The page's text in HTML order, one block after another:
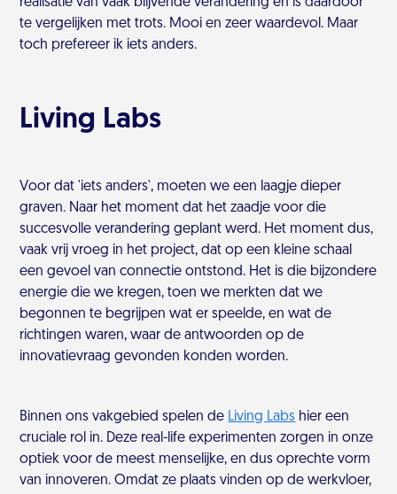
te vergelijken met trots. Mooi en zeer waardevol. Maar
toch prefereer ik iets anders.
Living Labs
Voor dat 'iets anders', moeten we een laagje dieper
graven. Naar het moment dat het zaadje voor die
succesvolle verandering geplant werd. Het moment dus,
vaak vrij vroeg in het project, dat op een kleine schaal
een gevoel van connectie ontstond. Het is die bijzondere
energie die we kregen, toen we merkten dat we
begonnen te begrijpen wat er speelde, en wat de
richtingen waren, waar de antwoorden op de
innovatievraag gevonden konden worden.
Binnen ons vakgebied spelen de Living Labs hier een
cruciale rol in. Deze real-life experimenten zorgen in onze
optiek voor de meest menselijke, en dus oprechte vorm
van innoveren. Omdat ze plaats vinden op de werkvloer,